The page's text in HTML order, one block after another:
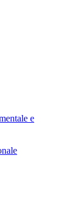
e